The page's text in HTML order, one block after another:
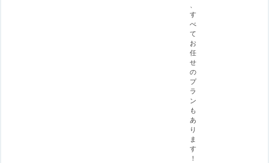
す
べ
て
お
任
せ
の
プ
ラ
ン
も
あ
り
ま
す
！